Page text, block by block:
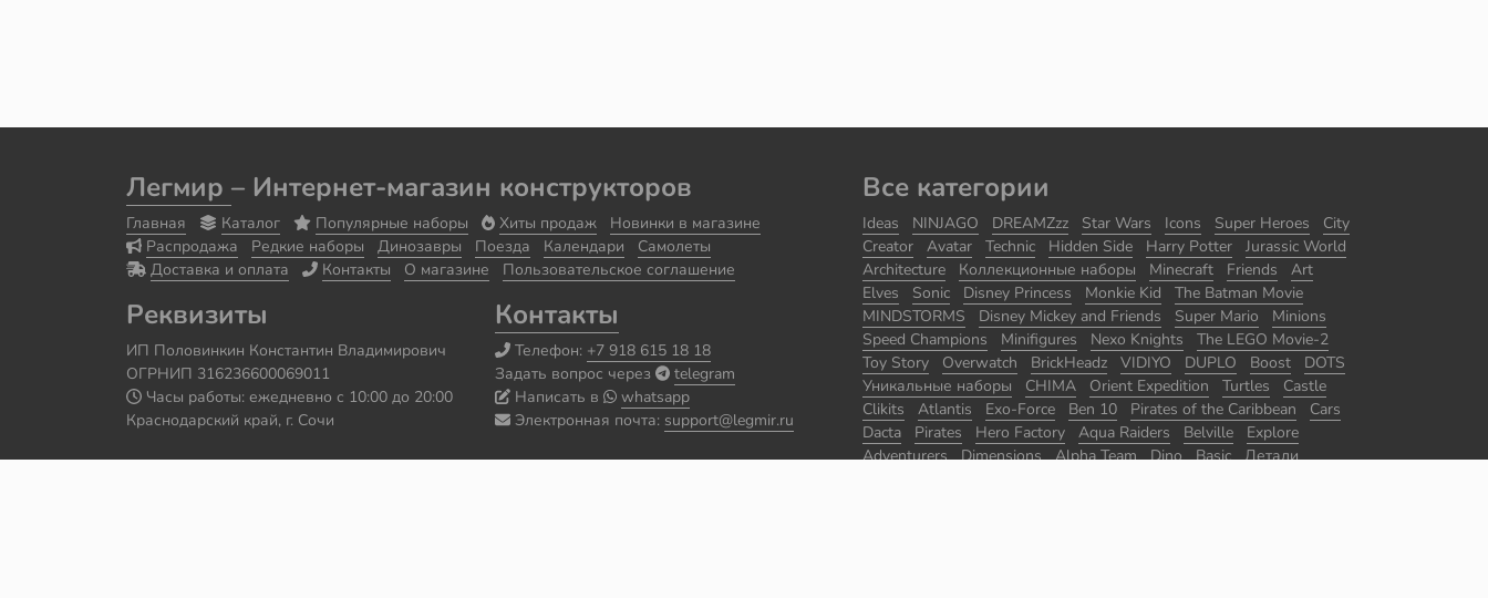
Легмир – Интернет-магазин конструкторов
Главная Каталог Популярные наборы Хиты продаж
Новинки в магазине
Распродажа
Редкие наборы Динозавры Поезда Календари
Самолеты
Доставка и оплата
Контакты О магазине Пользовательское соглашение
Реквизиты
ИП Половинкин Константин Владимирович
ОГРНИП 316236600069011
Часы работы: ежедневно с 10:00 до 20:00
Краснодарский край, г. Сочи
Контакты
Телефон: +7 918 615 18 18
Задать вопрос через
telegram
Написать в
whatsapp
Электронная почта: support@legmir.ru
Все категории
Ideas NINJAGO DREAMZzz Star Wars Icons Super Heroes
City
Creator
Avatar Technic Hidden Side Harry Potter
Jurassic World
Architecture
Коллекционные наборы Minecraft Friends
Art
Elves
Sonic Disney Princess Monkie Kid
The Batman Movie
MINDSTORMS
Disney Mickey and Friends Super Mario
Minions
Speed Champions
Minifigures Nexo Knights
The LEGO Movie-2
Toy Story
Overwatch BrickHeadz VIDIYO DUPLO Boost
DOTS
Уникальные наборы
CHIMA Orient Expedition Turtles
Castle
Clikits
Atlantis Exo-Force Ben 10 Pirates of the Caribbean
Cars
Dacta
Pirates Hero Factory Aqua Raiders Belville
Explore
Adventurers
Dimensions Alpha Team Dino Basic
Детали